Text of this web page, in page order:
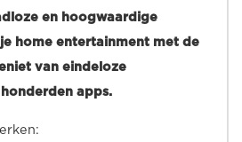
en hoogwaardige
home entertainment met de
van eindeloze
apps.